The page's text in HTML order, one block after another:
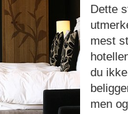
Maps
correctly.
this website?
Dette
mest
du
men